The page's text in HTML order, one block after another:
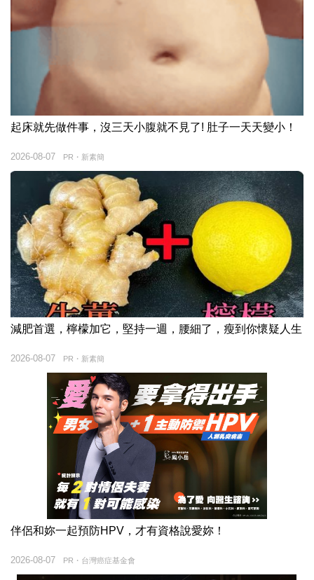
起床就先做件事，沒三天小腹就不見了! 肚子一天天變小！
PR・新素簡
2026-08-07
減肥首選，檸檬加它，堅持一週，腰細了，瘦到你懷疑人生
PR・新素簡
2026-08-07
伴侶和妳一起預防HPV，才有資格說愛妳！
PR・台灣癌症基金會
2026-08-07